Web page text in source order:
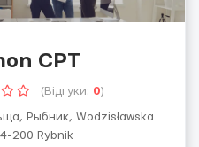
CPT
(Відгуки: 0)
Рыбник, Wodzisławska
200 Rybnik